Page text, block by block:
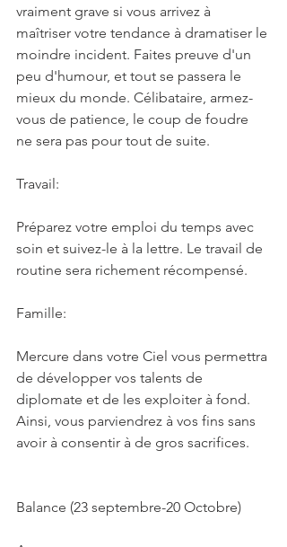
vraiment grave si vous arrivez à
maîtriser votre tendance à dramatiser le
moindre incident. Faites preuve d'un
peu d'humour, et tout se passera le
mieux du monde. Célibataire, armez-
vous de patience, le coup de foudre
ne sera pas pour tout de suite.
Travail:
Préparez votre emploi du temps avec
soin et suivez-le à la lettre. Le travail de
routine sera richement récompensé.
Famille:
Mercure dans votre Ciel vous permettra
de développer vos talents de
diplomate et de les exploiter à fond.
Ainsi, vous parviendrez à vos fins sans
avoir à consentir à de gros sacrifices.
Balance (23 septembre-20 Octobre)